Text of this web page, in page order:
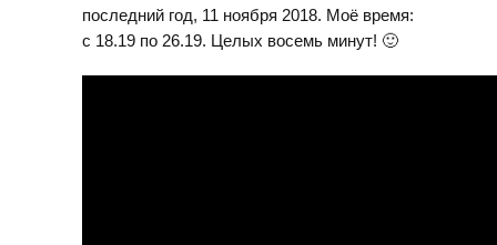
последний год, 11 ноября 2018. Моё время:
с 18.19 по 26.19. Целых восемь минут! 🙂